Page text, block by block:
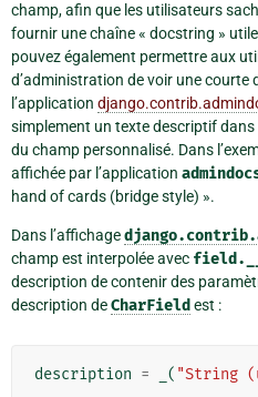
champ, afin que les utilisateurs
fournir une chaîne « docstring »
pouvez également permettre aux
d’administration de voir une courte
l’application
simplement un texte descriptif dans
du champ personnalisé. Dans
affichée par l’application
hand of cards (bridge style) ».
Dans l’affichage
champ est interpolée avec
description de contenir des
description deCharFieldest :
description = ( "String